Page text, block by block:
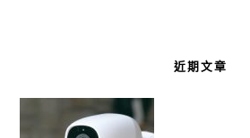
近期文章